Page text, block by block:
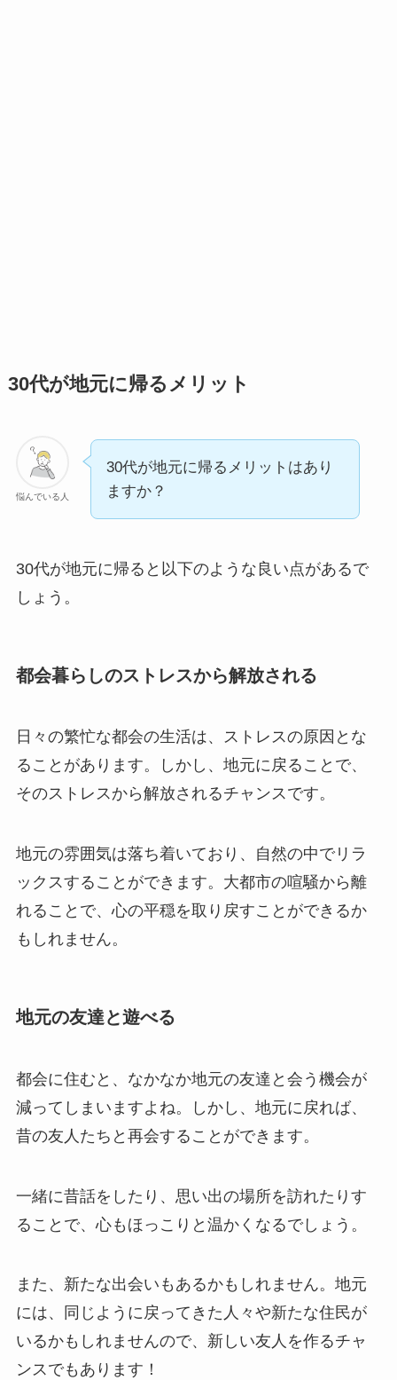
30代が地元に帰るメリット
悩んでいる人
30代が地元に帰るメリットはあり
ますか？
30代が地元に帰ると以下のような良い点があるで
しょう。
都会暮らしのストレスから解放される
日々の繁忙な都会の生活は、ストレスの原因とな
ることがあります。しかし、地元に戻ることで、
そのストレスから解放されるチャンスです。
地元の雰囲気は落ち着いており、自然の中でリラ
ックスすることができます。大都市の喧騒から離
れることで、心の平穏を取り戻すことができるか
もしれません。
地元の友達と遊べる
都会に住むと、なかなか地元の友達と会う機会が
減ってしまいますよね。しかし、地元に戻れば、
昔の友人たちと再会することができます。
一緒に昔話をしたり、思い出の場所を訪れたりす
ることで、心もほっこりと温かくなるでしょう。
また、新たな出会いもあるかもしれません。地元
には、同じように戻ってきた人々や新たな住民が
いるかもしれませんので、新しい友人を作るチャ
ンスでもあります！